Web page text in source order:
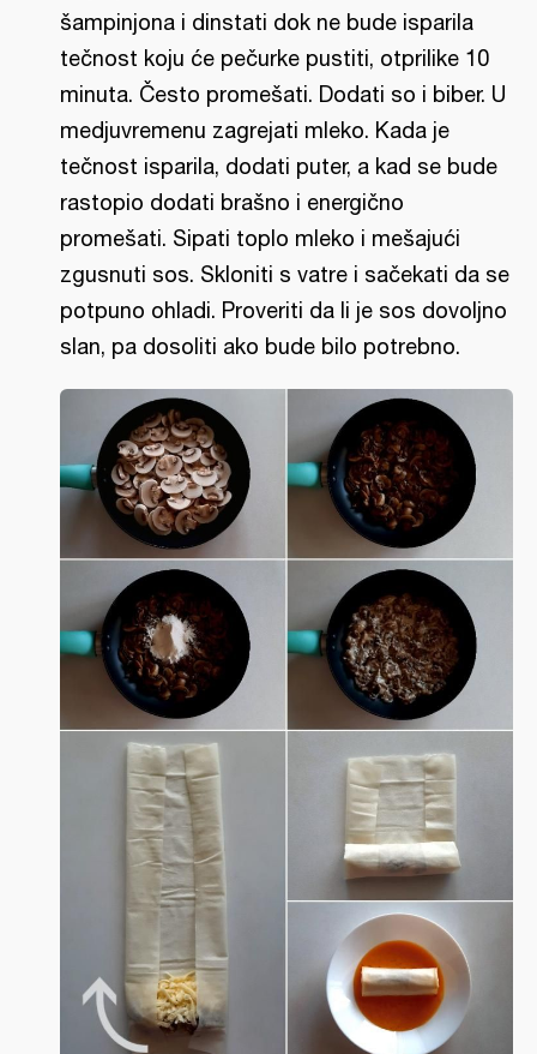
šampinjona i dinstati dok ne bude isparila
tečnost koju će pečurke pustiti, otprilike 10
minuta. Često promešati. Dodati so i biber. U
medjuvremenu zagrejati mleko. Kada je
tečnost isparila, dodati puter, a kad se bude
rastopio dodati brašno i energično
promešati. Sipati toplo mleko i mešajući
zgusnuti sos. Skloniti s vatre i sačekati da se
potpuno ohladi. Proveriti da li je sos dovoljno
slan, pa dosoliti ako bude bilo potrebno.